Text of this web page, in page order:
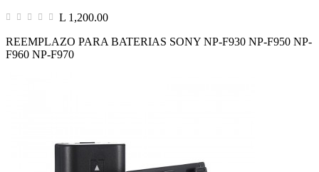
L 1,200.00
REEMPLAZO PARA BATERIAS SONY NP-F930 NP-F950 NP-
F960 NP-F970